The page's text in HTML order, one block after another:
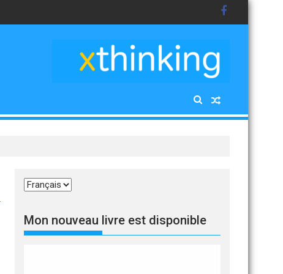
Choisir
langue
Mon nouveau livre est disponible